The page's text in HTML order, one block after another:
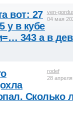
ven-
04 мая
вот: 27
y в кубе
343 a в
rodef
28
Сколько